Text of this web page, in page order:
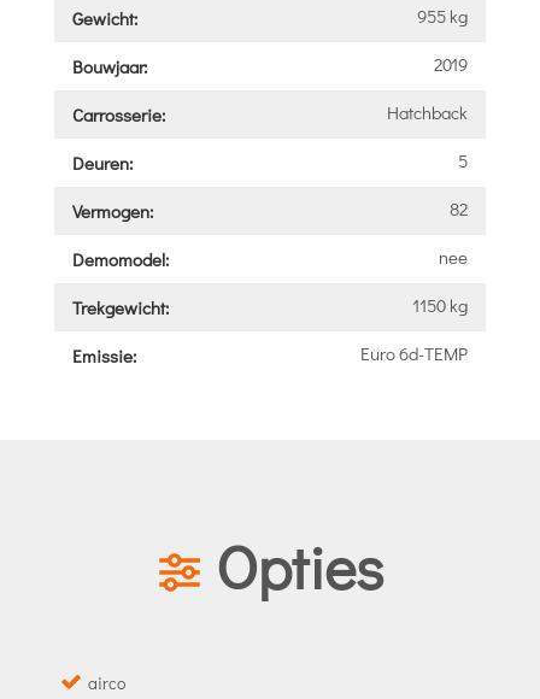
Gewicht: 955 kg
Bouwjaar: 2019
Carrosserie: Hatchback
Deuren: 5
Vermogen: 82
Demomodel: nee
Trekgewicht: 1150 kg
Emissie: Euro 6d-TEMP
Opties
airco